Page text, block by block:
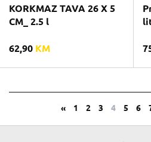
KORKMAZ TAVA 26 X 5
CM_ 2.5 l
62,90 KM
« 1 2 3 4 5 6